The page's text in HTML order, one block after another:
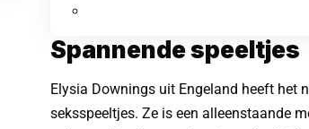
Spannende speeltjes
Elysia Downings uit Engeland heeft het
seksspeeltjes. Ze is een alleenstaande